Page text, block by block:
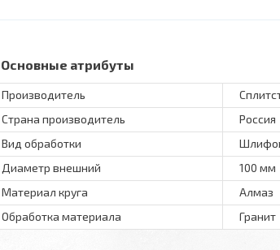
Основные атрибуты
Производитель
Страна производитель
Россия
Вид обработки
Диаметр внешний
100 мм
Материал круга
Алмаз
Обработка материала
Гранит